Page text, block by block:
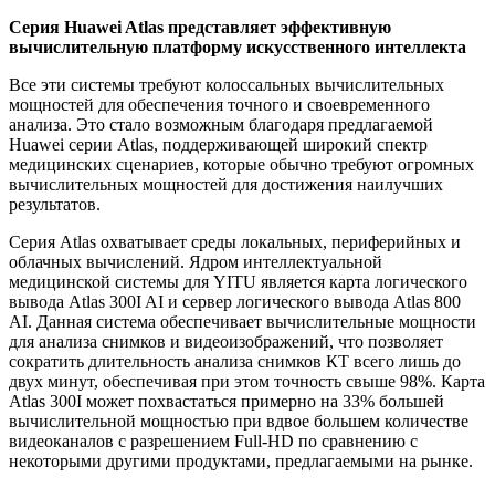
Серия Huawei Atlas представляет эффективную
вычислительную платформу искусственного интеллекта
Все эти системы требуют колоссальных вычислительных
мощностей для обеспечения точного и своевременного
анализа. Это стало возможным благодаря предлагаемой
Huawei серии Atlas, поддерживающей широкий спектр
медицинских сценариев, которые обычно требуют огромных
вычислительных мощностей для достижения наилучших
результатов.
Серия Atlas охватывает среды локальных, периферийных и
облачных вычислений. Ядром интеллектуальной
медицинской системы для YITU является карта логического
вывода Atlas 300I AI и сервер логического вывода Atlas 800
AI. Данная система обеспечивает вычислительные мощности
для анализа снимков и видеоизображений, что позволяет
сократить длительность анализа снимков КТ всего лишь до
двух минут, обеспечивая при этом точность свыше 98%. Карта
Atlas 300I может похвастаться примерно на 33% большей
вычислительной мощностью при вдвое большем количестве
видеоканалов с разрешением Full-HD по сравнению с
некоторыми другими продуктами, предлагаемыми на рынке.